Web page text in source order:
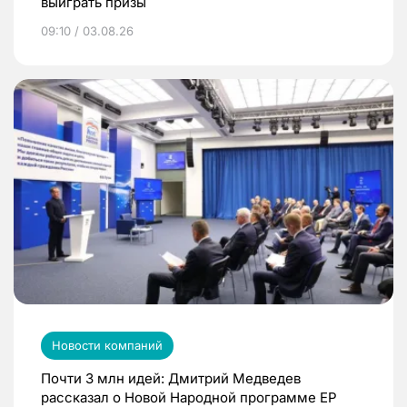
09:10 / 03.08.26
Новости компаний
Почти 3 млн идей: Дмитрий Медведев
рассказал о Новой Народной программе ЕР